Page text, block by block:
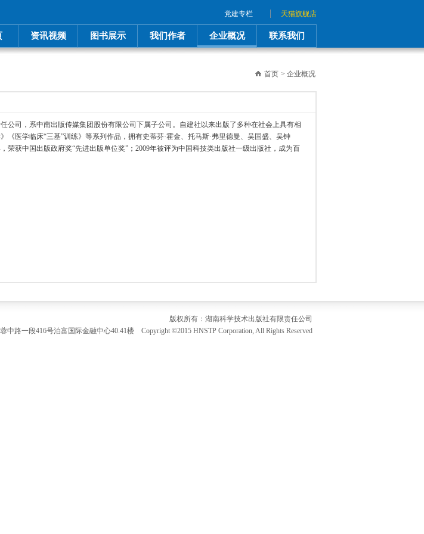
党建专栏 | 天猫旗舰店
资讯视频 图书展示 我们作者 企业概况 联系我们
首页 > 企业概况
公司，系中南出版传媒集团股份有限公司下属子公司。自建社以来出版了多种在社会上具有相
医学临床“三基”训练》等系列作品，拥有史蒂芬·霍金、托马斯·弗里德曼、吴国盛、吴钟
荣获中国出版政府奖“先进出版单位奖”；2009年被评为中国科技类出版社一级出版社，成为百
版权所有：湖南科学技术出版社有限责任公司
中路一段416号泊富国际金融中心40.41楼 Copyright ©2015 HNSTP Corporation, All Rights Reserved